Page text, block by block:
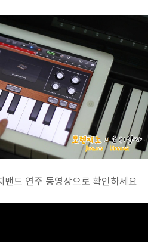
드 연주 동영상으로 확인하세요